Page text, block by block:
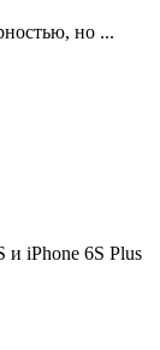
но ...
и iPhone 6S Plus